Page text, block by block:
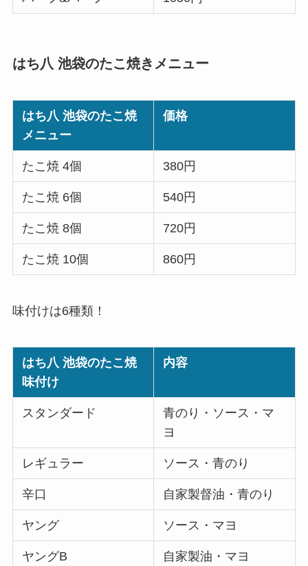
はち八 池袋のたこ焼きメニュー
はち八 池袋のたこ焼
メニュー
価格
たこ焼 4個 380円
たこ焼 6個 540円
たこ焼 8個 720円
たこ焼 10個 860円
味付けは6種類！
はち八 池袋のたこ焼
味付け
内容
スタンダード
青のり・ソース・マ
ヨ
レギュラー ソース・青のり
辛口 自家製督油・青のり
ヤング ソース・マヨ
ヤングB 自家製油・マヨ